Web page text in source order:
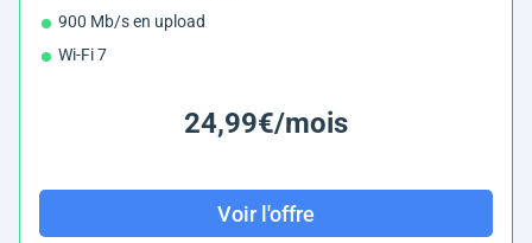
900 Mb/s en upload
Wi-Fi 7
24,99€/mois
Voir l'offre